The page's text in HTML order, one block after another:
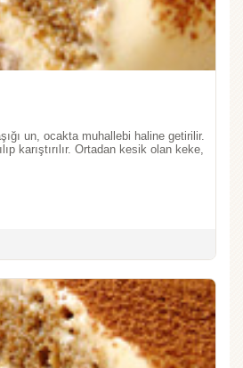
un, ocakta muhallebi haline getirilir.
karıştırılır. Ortadan kesik olan keke,